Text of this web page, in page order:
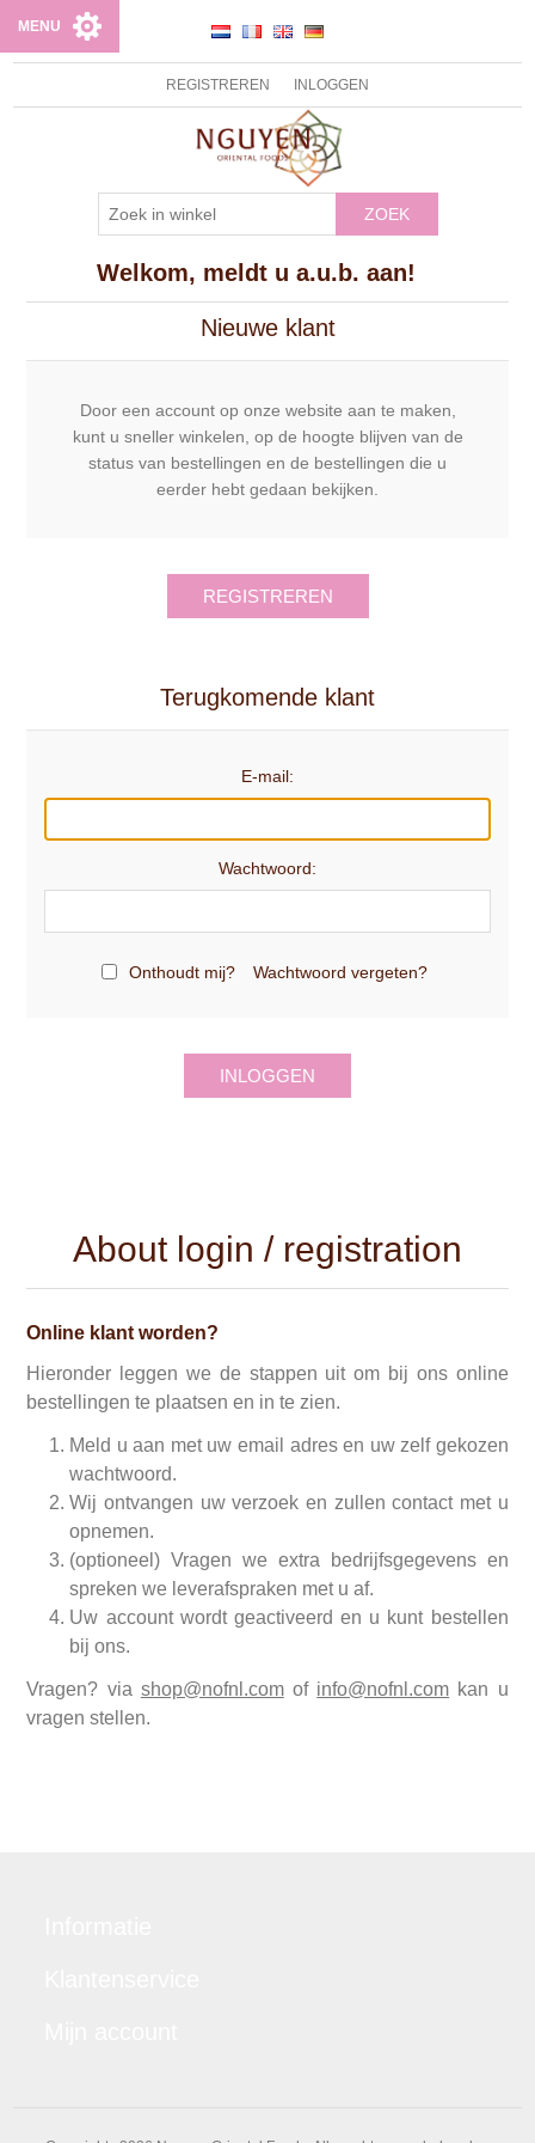
REGISTREREN INLOGGEN
ZOEK
MENU
Welkom, meldt u a.u.b. aan!
Nieuwe klant
Door een account op onze website aan te maken,
kunt u sneller winkelen, op de hoogte blijven van de
status van bestellingen en de bestellingen die u
eerder hebt gedaan bekijken.
REGISTREREN
Terugkomende klant
E-mail:
Wachtwoord:
Onthoudt mij? Wachtwoord vergeten?
INLOGGEN
About login / registration
Online klant worden?
Hieronder leggen we de stappen uit om bij ons online
bestellingen te plaatsen en in te zien.
Meld u aan met uw email adres en uw zelf gekozen
wachtwoord.
Wij ontvangen uw verzoek en zullen contact met u
opnemen.
(optioneel) Vragen we extra bedrijfsgegevens en
spreken we leverafspraken met u af.
Uw account wordt geactiveerd en u kunt bestellen
bij ons.
Vragen? via shop@nofnl.comof info@nofnl.com kan u
vragen stellen.